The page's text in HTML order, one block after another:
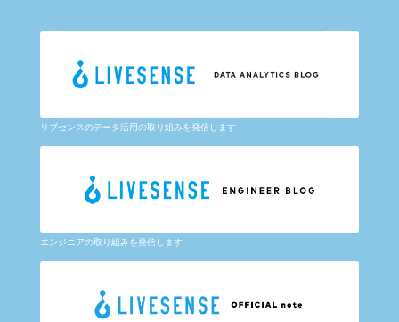
リブセンスのデータ活用の取り組みを発信します
エンジニアの取り組みを発信します